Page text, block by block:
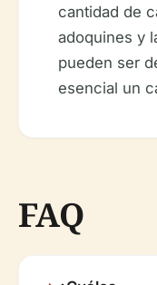
cantidad de
adoquines y
pueden ser
esencial un
FAQ